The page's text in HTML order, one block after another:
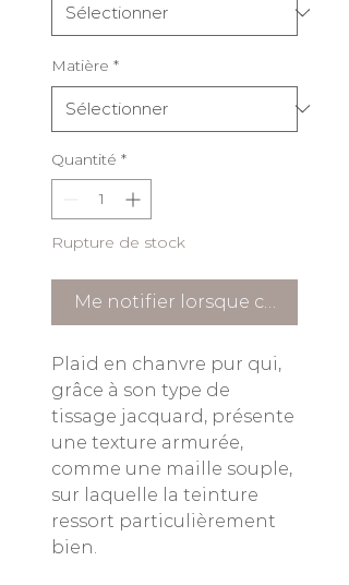
Matière *
Quantité *
Rupture de stock
Me notifier lorsque cet article
Plaid en chanvre pur qui,
grâce à son type de
tissage jacquard, présente
une texture armurée,
comme une maille souple,
sur laquelle la teinture
ressort particulièrement
bien.